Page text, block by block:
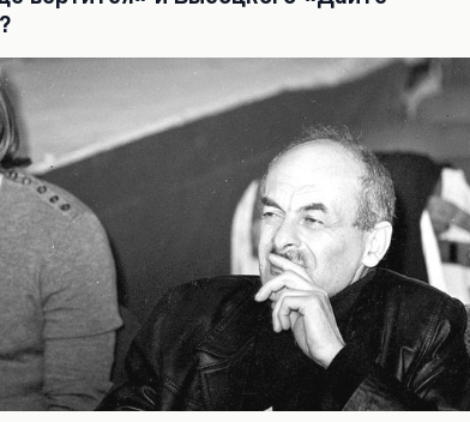
вспышки злобы и подозрительности, и
Но прежде всего, конечно,
«как рощу в сентябрь осыпает мозги
стихи Есенина, кстати как раз и
народом, они несравненно хуже прежних,